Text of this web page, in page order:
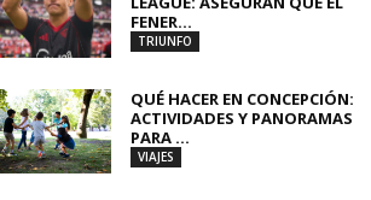
FENER...
TRIUNFO
QUÉ HACER EN CONCEPCIÓN:
ACTIVIDADES Y PANORAMAS
PARA ...
VIAJES